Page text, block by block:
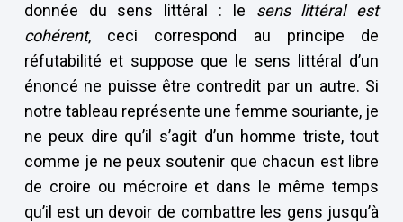
donnée du sens littéral : le sens littéral est
cohérent, ceci correspond au principe de
réfutabilité et suppose que le sens littéral d’un
énoncé ne puisse être contredit par un autre. Si
notre tableau représente une femme souriante, je
ne peux dire qu’il s’agit d’un homme triste, tout
comme je ne peux soutenir que chacun est libre
de croire ou mécroire et dans le même temps
qu’il est un devoir de combattre les gens jusqu’à